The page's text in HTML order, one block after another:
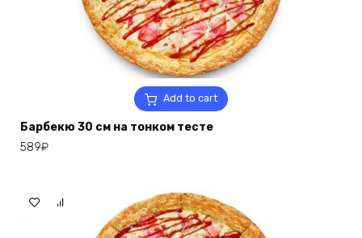
Add to cart
Барбекю 30 см на тонком тесте
589₽